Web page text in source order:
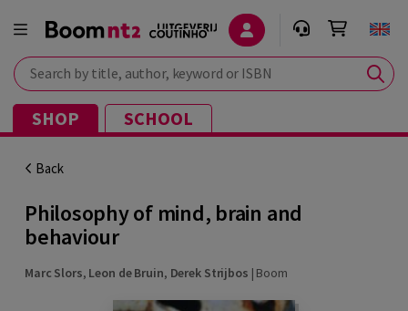
Search by title, author, keyword or ISBN
SHOP SCHOOL
Back
Philosophy of mind, brain and
behaviour
Marc Slors, Leon de Bruin, Derek Strijbos | Boom